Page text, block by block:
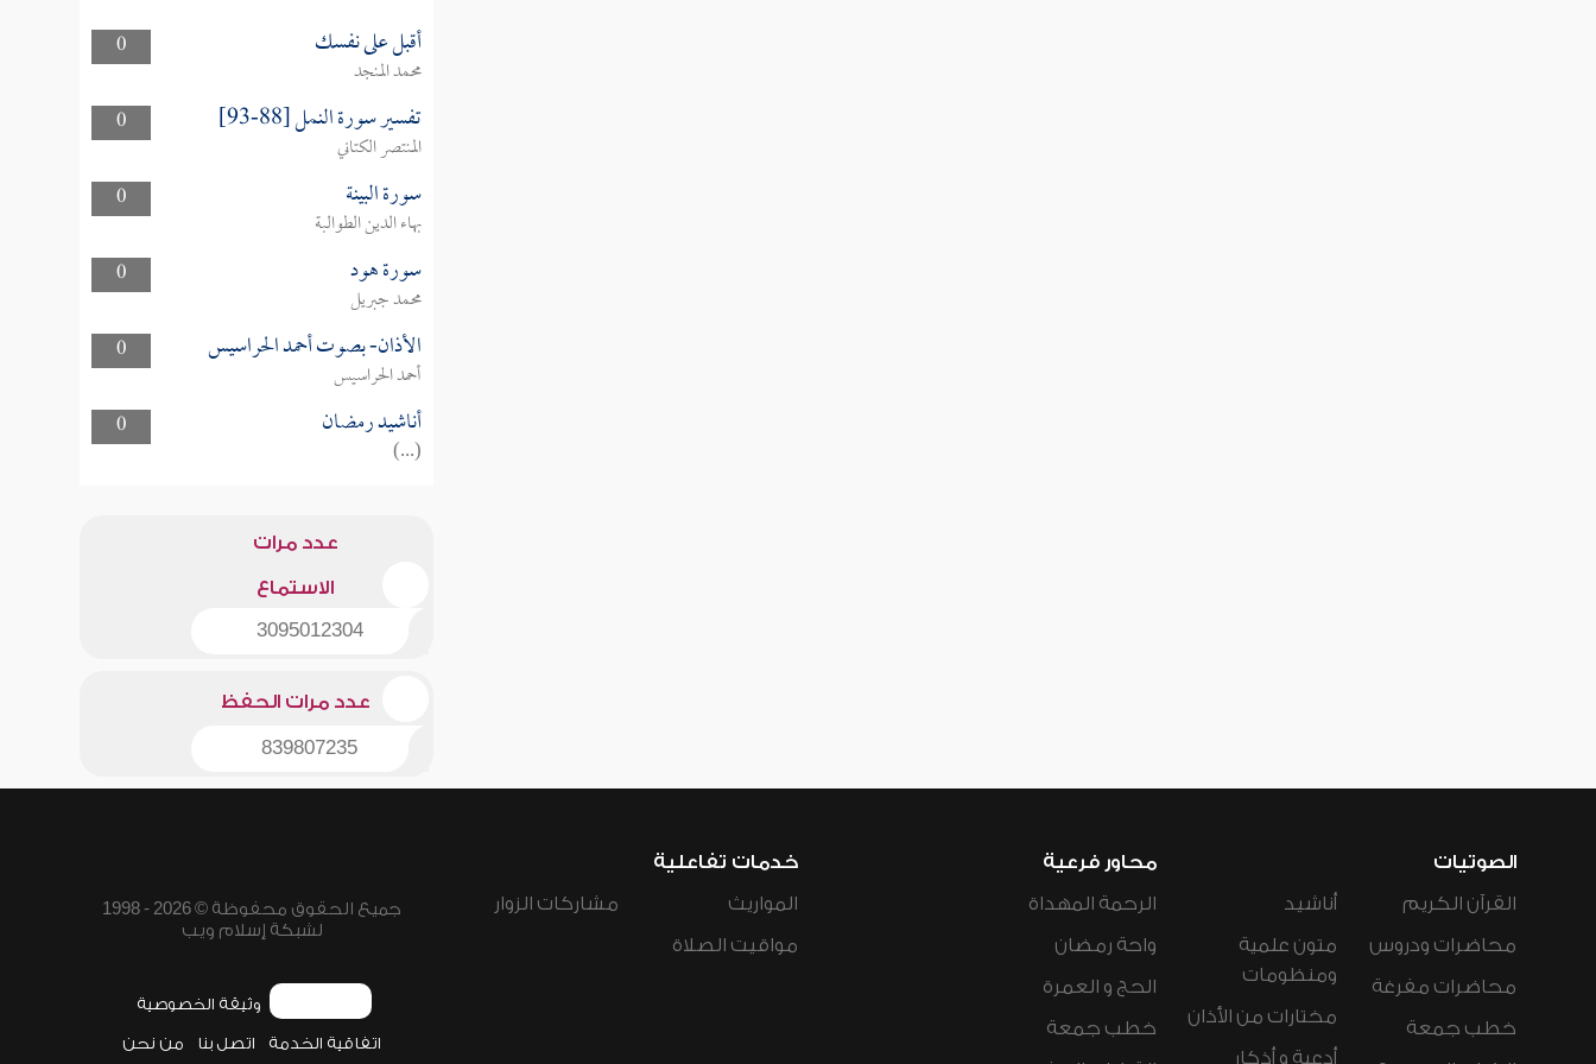
0 أقبل على نفسك
محمد المنجد
0
تفسير سورة النمل [88-93]
المنتصر الكتاني
0
سورة البينة
بهاء الدين الطوالبة
0
سورة هود
محمد جبريل
0
الأذان- بصوت أحمد الحراسيس
أحمد الحراسيس
0
أناشيد رمضان
(...)
عدد مرات
الاستماع
3095012304
عدد مرات الحفظ
839807235
الصوتيات
القرآن الكريم
محاضرات ودروس
محاضرات مفرغة
خطب جمعة
أناشيد
متون علمية
ومنظومات
مختارات من الأذان
أدعية و أذكار
محاور فرعية
الرحمة المهداة
واحة رمضان
الحج و العمرة
خطب جمعة
خدمات تفاعلية
المواريث
مواقيت الصلاة
مشاركات الزوار
جميع الحقوق محفوظة © 2026 - 1998
لشبكة إسلام ويب
وثيقة الخصوصية
اتفاقية الخدمة اتصل بنا من نحن